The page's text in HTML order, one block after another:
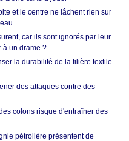
et le centre ne lâchent rien sur
car ils sont ignorés par leur
à un drame ?
la durabilité de la filière textile
des attaques contre des
colons risque d'entraîner des
pétrolière présentent de